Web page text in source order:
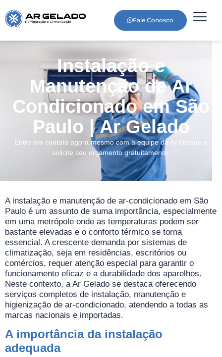
Fale Conosco
Instalação e
Manutenção de Ar
Condicionado em São
Paulo | Ar Gelado
Entre em contato agora mesmo com a equipe da Ar Gelado e
solicite seu orçamento gratuitamente.
A instalação e manutenção de ar-condicionado em São
Paulo é um assunto de suma importância, especialmente
em uma metrópole onde as temperaturas podem ser
bastante elevadas e o conforto térmico se torna
essencial. A crescente demanda por sistemas de
climatização, seja em residências, escritórios ou
comércios, requer atenção especial para garantir o
funcionamento eficaz e a durabilidade dos aparelhos.
Neste contexto, a Ar Gelado se destaca oferecendo
serviços completos de instalação, manutenção e
higienização de ar-condicionado, atendendo a todas as
marcas nacionais e importadas.
A importância da instalação
adequada